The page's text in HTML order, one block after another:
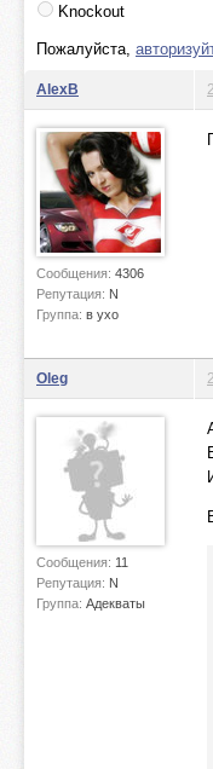
Knockout
Пожалуйста,
AlexB
Сообщения: 4306
Репутация: N
Группа: в ухо
Oleg
Сообщения: 11
Репутация: N
Группа: Адекваты